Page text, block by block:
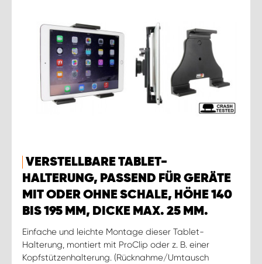
VERSTELLBARE TABLET-
HALTERUNG, PASSEND FÜR GERÄTE
MIT ODER OHNE SCHALE, HÖHE 140
BIS 195 MM, DICKE MAX. 25 MM.
Einfache und leichte Montage dieser Tablet-
Halterung, montiert mit ProClip oder z. B. einer
Kopfstützenhalterung. (Rücknahme/Umtausch